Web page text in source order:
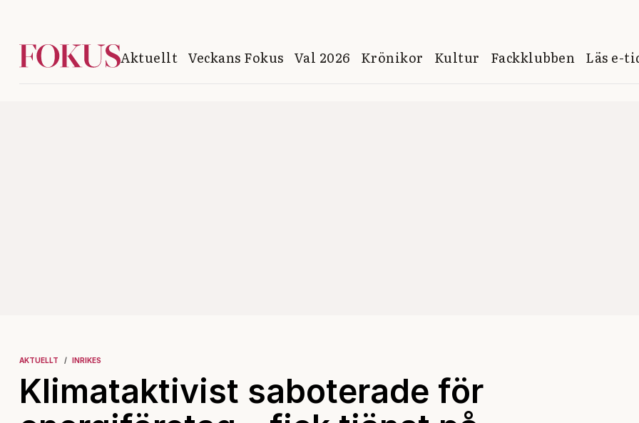
Aktuellt Veckans Fokus Val 2026 Krönikor Kultur Fackklubben Läs e-
AKTUELLT INRIKES
Klimataktivist saboterade för